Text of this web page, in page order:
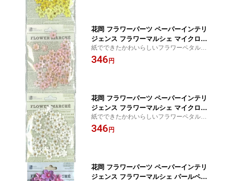
花岡 フラワーパーツ ペーパーインテリ
ジェンス フラワーマルシェ マイクロペ
タル ベビーピンク （φ11mm・約40
個）
紙でできたかわいらしいフラワーペタルで
す♪スクラップブッキングやアルバムのデコ
にぴったり！
346 円
花岡 フラワーパーツ ペーパーインテリ
ジェンス フラワーマルシェ マイクロペ
タル ホワイト （φ11mm・約40個）
紙でできたかわいらしいフラワーペタルで
す♪スクラップブッキングやアルバムのデコ
にぴったり！
346 円
花岡 フラワーパーツ ペーパーインテリ
ジェンス フラワーマルシェ パールペタ